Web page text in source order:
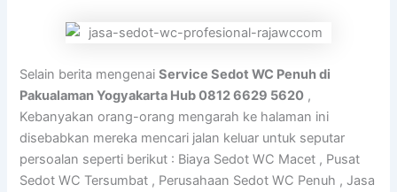
Selain berita mengenaiService Sedot WC Penuh di
Pakualaman Yogyakarta Hub 0812 6629 5620 ,
Kebanyakan orang-orang mengarah ke halaman ini
disebabkan mereka mencari jalan keluar untuk seputar
persoalan seperti berikut : Biaya Sedot WC Macet , Pusat
Sedot WC Tersumbat , Perusahaan Sedot WC Penuh , Jasa